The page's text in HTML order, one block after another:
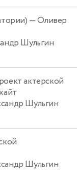
— Оливер
Шульгин
актерской
Шульгин
Шульгин